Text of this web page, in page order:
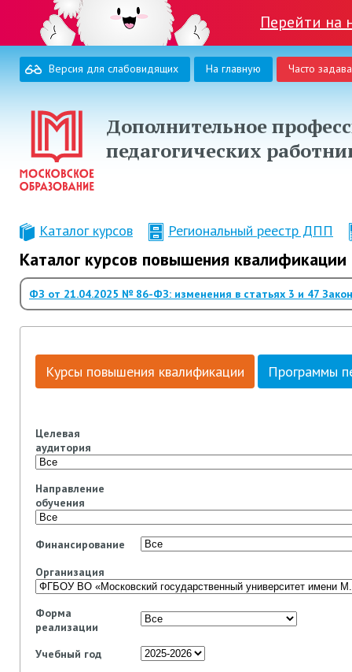
Перейти на
Версия для слабовидящих На главную Часто
Дополнительное
педагогических
Каталог курсов Региональный реестр ДПП
Каталог курсов повышения
ФЗ от 21.04.2025 № 86-ФЗ: изменения в статьях 3 и 47
Курсы повышения квалификации Программы
Целевая
аудитория
Направление
обучения
Финансирование
Организация
Форма
реализации
Учебный год